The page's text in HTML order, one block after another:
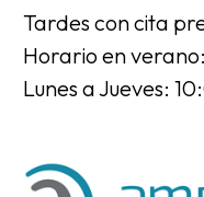
Tardes con cita
Horario en verano:
Lunes a Jueves: